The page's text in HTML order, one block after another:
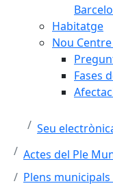
Habitatge
Nou
Fases
Seu
Actes del Ple
Plens municipals